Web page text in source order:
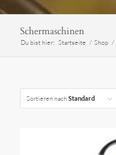
Schermaschinen
Du bist hier: Startseite / Shop /
Sortieren nachStandard